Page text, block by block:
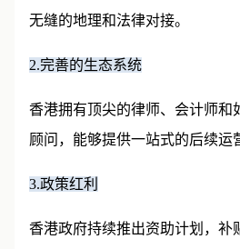
无缝的地理和法律对接。
2.完善的生态系统
香港拥有顶尖的律师、会计师和
顾问，能够提供一站式的后续运
3.政策红利
香港政府持续推出资助计划，补